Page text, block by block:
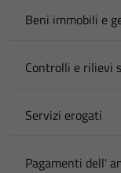
Beni immobili e
Controlli e rilievi
Servizi erogati
Pagamenti dell'